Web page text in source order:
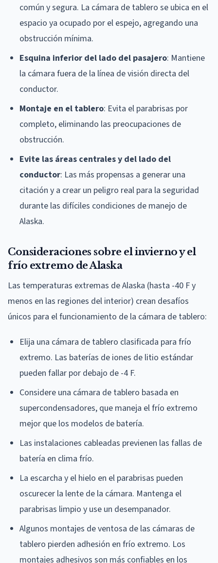
común y segura. La cámara de tablero se ubica en el
espacio ya ocupado por el espejo, agregando una
obstrucción mínima.
Esquina inferior del lado del pasajero: Mantiene
la cámara fuera de la línea de visión directa del
conductor.
Montaje en el tablero: Evita el parabrisas por
completo, eliminando las preocupaciones de
obstrucción.
Evite las áreas centrales y del lado del
conductor: Las más propensas a generar una
citación y a crear un peligro real para la seguridad
durante las difíciles condiciones de manejo de
Alaska.
Consideraciones sobre el invierno y el
frío extremo de Alaska
Las temperaturas extremas de Alaska (hasta -40 F y
menos en las regiones del interior) crean desafíos
únicos para el funcionamiento de la cámara de tablero:
Elija una cámara de tablero clasificada para frío
extremo. Las baterías de iones de litio estándar
pueden fallar por debajo de -4 F.
Considere una cámara de tablero basada en
supercondensadores, que maneja el frío extremo
mejor que los modelos de batería.
Las instalaciones cableadas previenen las fallas de
batería en clima frío.
La escarcha y el hielo en el parabrisas pueden
oscurecer la lente de la cámara. Mantenga el
parabrisas limpio y use un desempanador.
Algunos montajes de ventosa de las cámaras de
tablero pierden adhesión en frío extremo. Los
montajes adhesivos son más confiables en los